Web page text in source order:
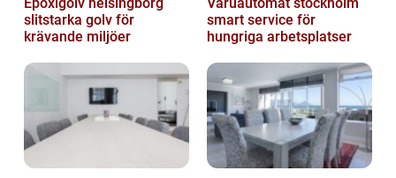
slitstarka golv för
krävande miljöer
smart service för
hungriga arbetsplatser